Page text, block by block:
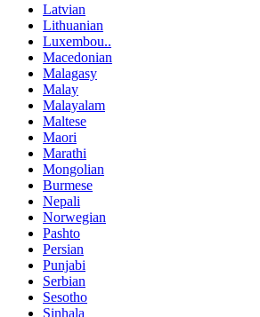
Latvian
Lithuanian
Luxembou..
Macedonian
Malagasy
Malay
Malayalam
Maltese
Maori
Marathi
Mongolian
Burmese
Nepali
Norwegian
Pashto
Persian
Punjabi
Serbian
Sesotho
Sinhala